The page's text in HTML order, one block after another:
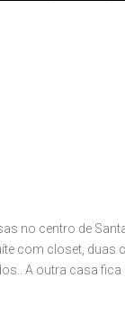
no centro de
com closet, duas
A outra casa